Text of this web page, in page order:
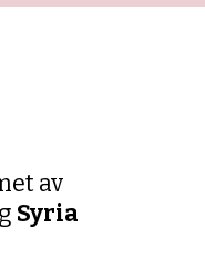
av
Syria